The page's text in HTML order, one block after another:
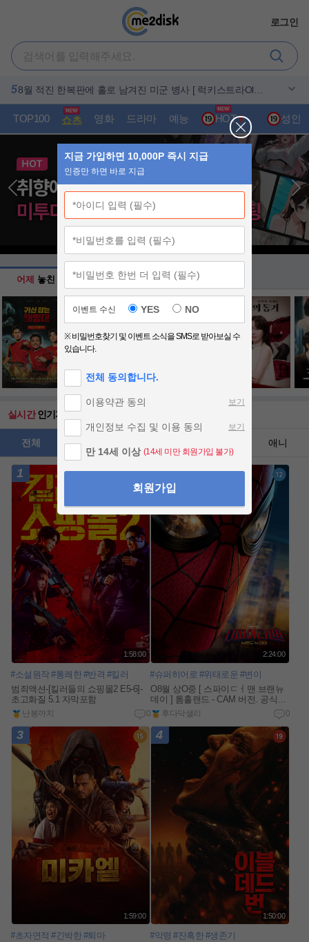
로그인
1범죄액션-[킬러들의 쇼핑몰2 E5-6]-초고화질 5.1 자막포함
2O8월 상O중 [ 스파이ㄷㅓ맨 브랜뉴데이 ] 톰홀랜드 - CAM
버전. 공식자막
3[8월]악마지니 사냥꾼 판타지액션[ 미카엘 두 차원의 헌터 ]
완벽자막
48월 북미1위 2026년 최고호러 [ Ol블ㄷㅓl드번 ] 1080p 5.1
완벽자막
58월 적진 한복판에 홀로 남겨진 미군 병사 [ 럭키스트라Ol크
] 1080p 5.1 완벽자막
6O7. 비밀수사팀 특급액션대작 ( LA 국토안보 ) 공식자막 초
고화질 FHD5.1
7[액션] 대박CG 최강영상미보장 -킹스글레이브 : 파이널 판
타지 XV- 화질자막완벽
8O7 제ㅇI미 블록버스터 액션대작 [ 원팀으로뭉쳤다 ] 공식자
막 초고화질 FHD 5.1
9원피스 1172화. 엘바프에 나타난 괴물. 가장 두려워하는것-
1O8Op 공식자막
10[8월]악마가 만든 종말의 세계 [ 이블 오리진 ]완벽자막
TOP100 쇼츠 영화 드라마 예능 HOT AI채팅
성인
어제 놓친 방송 최신 인기영화
실시간인기자료
전체 애니
1
1:58:00
#소설원작 #통쾌한 #반격 #킬러
범죄액션-[킬러들의 쇼핑몰2 E5-6]-
초고화질 5.1 자막포함
난봉까치 0
2
2:24:00
#슈퍼히어로 #위태로운 #변이
O8월 상O중 [ 스파이ㄷㅓ맨 브랜뉴
데이 ] 톰홀랜드 - CAM 버전. 공식자
막 후다닥샐리 0
3
1:59:00
#초자연적 #긴박한 #퇴마
4
1:50:00
#악령 #잔혹한 #생존기